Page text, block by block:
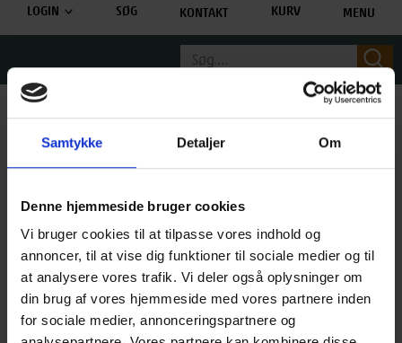
Samtykke Detaljer Om
Denne hjemmeside bruger cookies
Vi bruger cookies til at tilpasse vores indhold og
annoncer, til at vise dig funktioner til sociale medier og til
at analysere vores trafik. Vi deler også oplysninger om
din brug af vores hjemmeside med vores partnere inden
for sociale medier, annonceringspartnere og
LOGIN SØG KONTAKT KURV MENU
Søg